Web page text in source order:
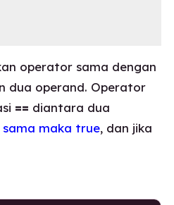
operator sama dengan
dua operand. Operator
== diantara dua
sama maka true, dan jika